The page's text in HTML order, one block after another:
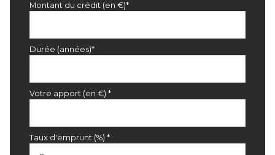
Montant du crédit (en €)*
Durée (années)*
Votre apport (en €) *
Taux d'emprunt (%) *